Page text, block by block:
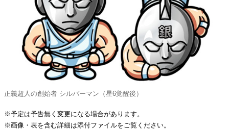
正義超人の創始者 シルバーマン（星6覚醒後）
※予定は予告無く変更になる場合があります。
※画像・表を含む詳細は添付ファイルをご覧ください。